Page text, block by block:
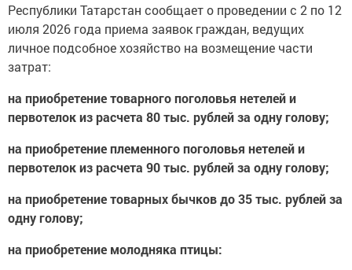
Республики Татарстан сообщает о проведении с 2 по 12
июля 2026 года приема заявок граждан, ведущих
личное подсобное хозяйство на возмещение части
затрат:
на приобретение товарного поголовья нетелей и
первотелок из расчета 80 тыс. рублей за одну голову;
на приобретение племенного поголовья нетелей и
первотелок из расчета 90 тыс. рублей за одну голову;
на приобретение товарных бычков до 35 тыс. рублей за
одну голову;
на приобретение молодняка птицы: